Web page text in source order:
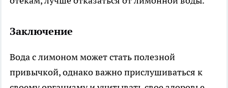
Заключение
Вода с лимоном может стать полезной
привычкой, однако важно прислушиваться к